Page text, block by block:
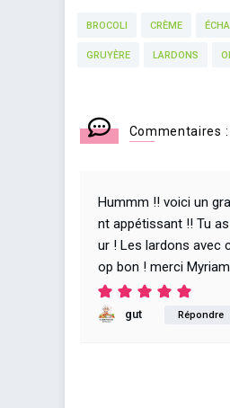
BROCOLI CRÈME
GRUYÈRE LARDONS
Commentaires :
Hummm !! voici un
nt appétissant !! Tu
ur ! Les lardons avec
op bon ! merci
gut Répondre